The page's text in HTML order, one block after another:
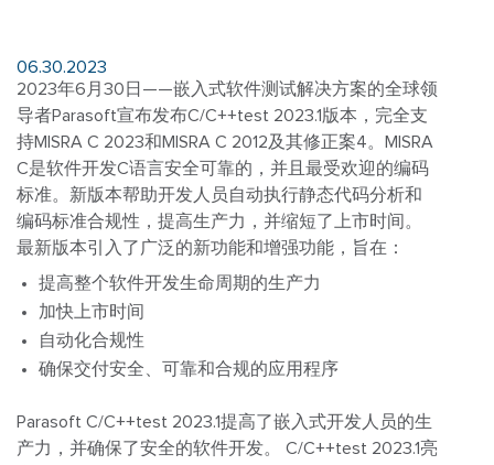
06.30.2023
2023年6月30日——嵌入式软件测试解决方案的全球领
导者Parasoft宣布发布C/C++test 2023.1版本，完全支
持MISRA C 2023和MISRA C 2012及其修正案4。MISRA
C是软件开发C语言安全可靠的，并且最受欢迎的编码
标准。新版本帮助开发人员自动执行静态代码分析和
编码标准合规性，提高生产力，并缩短了上市时间。
最新版本引入了广泛的新功能和增强功能，旨在：
提高整个软件开发生命周期的生产力
加快上市时间
自动化合规性
确保交付安全、可靠和合规的应用程序
Parasoft C/C++test 2023.1提高了嵌入式开发人员的生
产力，并确保了安全的软件开发。
C/C++test 2023.1亮